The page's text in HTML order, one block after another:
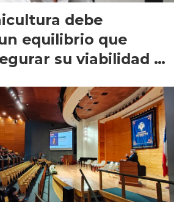
debe
equilibrio que
su viabilidad de